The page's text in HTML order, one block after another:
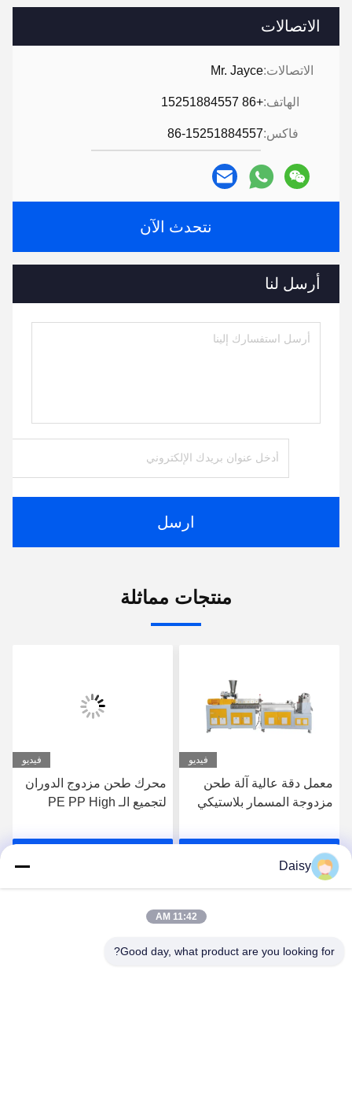
الاتصالات
الاتصالات:Mr. Jayce
الهاتف:+86 15251884557
فاكس:86-15251884557
نتحدث الآن
أرسل لنا
ارسل
منتجات مماثلة
فيديو
معمل دقة عالية آلة طحن
مزدوجة المسمار بلاستيكي
احصل على أفضل سعر
فيديو
محرك طحن مزدوج الدوران
لتجميع الـ PE PP High
Daisy
11:42 AM
Good day, what product are you looking for?